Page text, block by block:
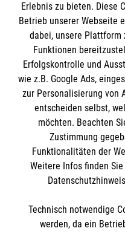
Informationen
Impressum
Datenschutz
Kontakt
Barrierefreiheit
Die Malteser
Malteser in
Malteserorden
Sharepoint
Spendenkonto
IBAN: DE39 3706
So finden Sie
Erlebnis zu bieten. Diese
Betrieb unserer Webseite
dabei, unsere Plattform
Funktionen
Erfolgskontrolle und
wie z.B. Google Ads,
zur Personalisierung von
entscheiden selbst,
möchten. Beachten
Zustimmung
Funktionalitäten der
Weitere Infos finden
Technisch notwendige
werden, da ein